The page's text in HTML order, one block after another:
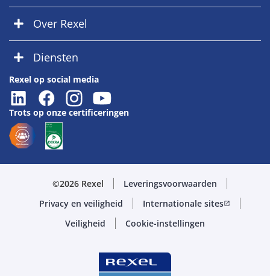
Over Rexel
Diensten
Rexel op social media
Trots op onze certificeringen
©2026 Rexel
Leveringsvoorwaarden
Privacy en veiligheid
Internationale sitesopen_in_new
Veiligheid Cookie-instellingen